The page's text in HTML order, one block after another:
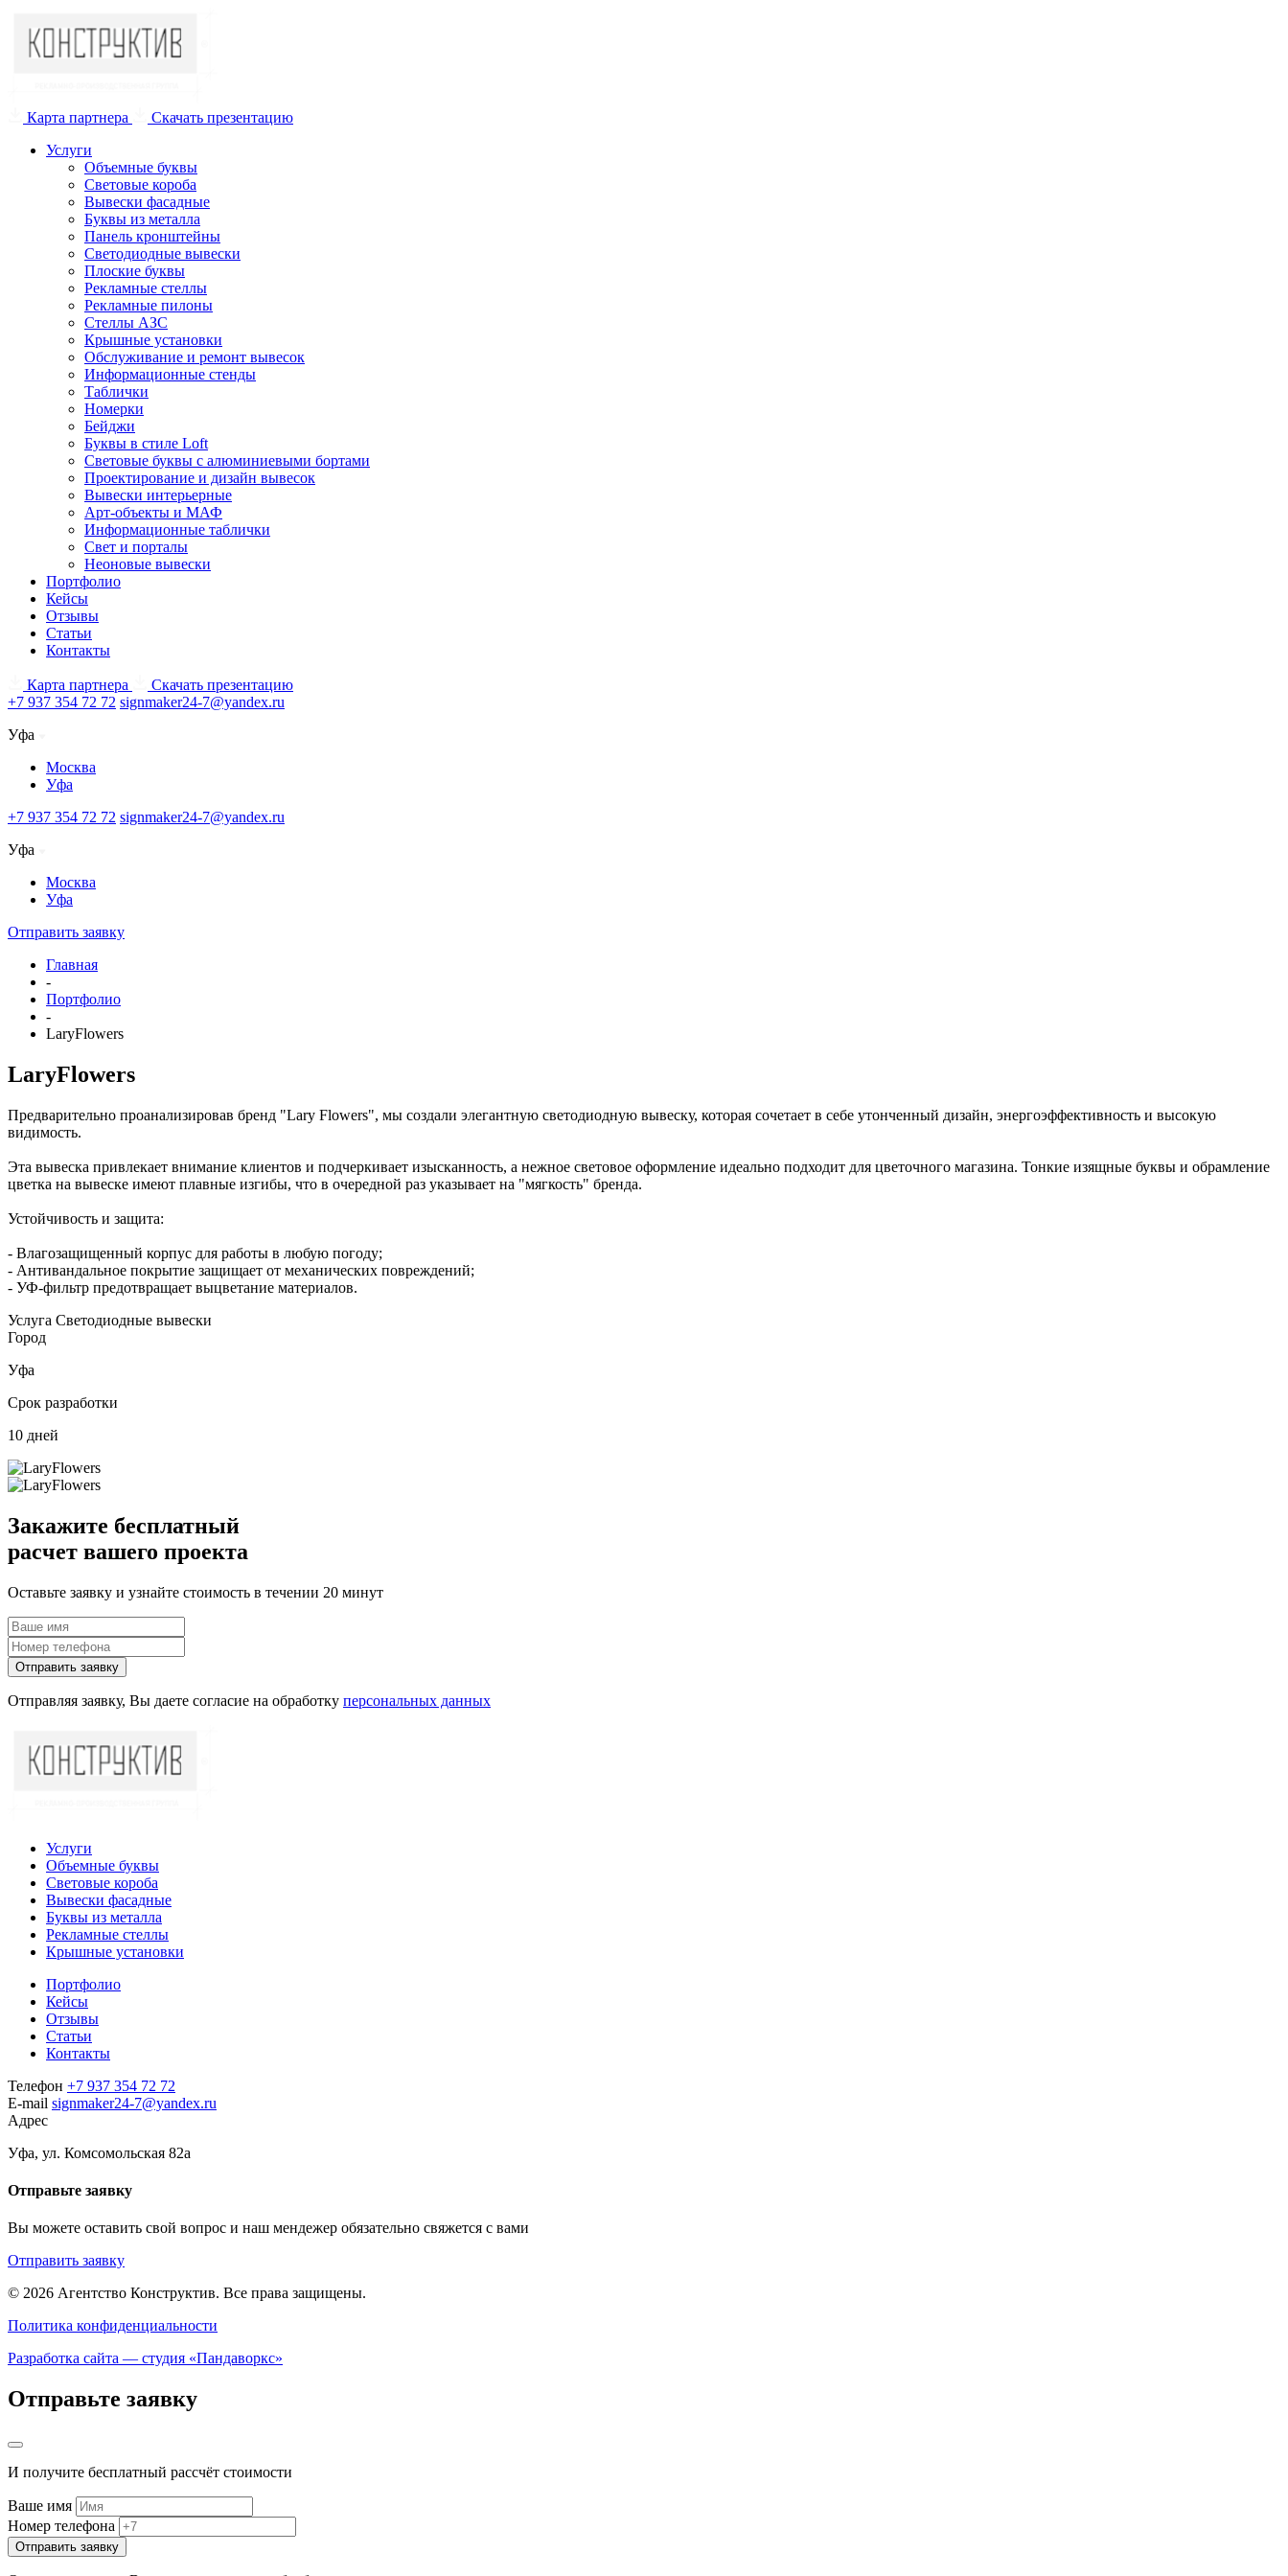
Карта партнера
Скачать презентацию
Услуги
Объемные буквы
Световые короба
Вывески фасадные
Буквы из металла
Панель кронштейны
Светодиодные вывески
Плоские буквы
Рекламные стеллы
Рекламные пилоны
Стеллы АЗС
Крышные установки
Обслуживание и ремонт вывесок
Информационные стенды
Таблички
Номерки
Бейджи
Буквы в стиле Loft
Световые буквы с алюминиевыми бортами
Проектирование и дизайн вывесок
Вывески интерьерные
Арт-объекты и МАФ
Информационные таблички
Свет и порталы
Неоновые вывески
Портфолио
Кейсы
Отзывы
Статьи
Контакты
Карта партнера
Скачать презентацию
+7 937 354 72 72 signmaker24-7@yandex.ru
Уфа
Москва
Уфа
+7 937 354 72 72 signmaker24-7@yandex.ru
Уфа
Москва
Уфа
Отправить заявку
Главная
-
Портфолио
-
LaryFlowers
LaryFlowers
Предварительно проанализировав бренд "Lary Flowers", мы создали элегантную светодиодную вывеску, которая сочетает в себе утонченный дизайн, энергоэффективность и высокую
видимость.
Эта вывеска привлекает внимание клиентов и подчеркивает изысканность, а нежное световое оформление идеально подходит для цветочного магазина. Тонкие изящные буквы и обрамление
цветка на вывеске имеют плавные изгибы, что в очередной раз указывает на "мягкость" бренда.
Устойчивость и защита:
- Влагозащищенный корпус для работы в любую погоду;
- Антивандальное покрытие защищает от механических повреждений;
- УФ-фильтр предотвращает выцветание материалов.
Услуга Светодиодные вывески
Город
Уфа
Срок разработки
10 дней
Закажите бесплатный
расчет вашего проекта
Оставьте заявку и узнайте стоимость в течении 20 минут
Отправить заявку
Отправляя заявку, Вы даете согласие на обработку персональных данных
Услуги
Объемные буквы
Световые короба
Вывески фасадные
Буквы из металла
Рекламные стеллы
Крышные установки
Портфолио
Кейсы
Отзывы
Статьи
Контакты
Телефон +7 937 354 72 72
E-mail signmaker24-7@yandex.ru
Адрес
Уфа, ул. Комсомольская 82а
Отправьте заявку
Вы можете оставить свой вопрос и наш мендежер обязательно свяжется с вами
Отправить заявку
© 2026 Агентство Конструктив. Все права защищены.
Политика конфиденциальности
Разработка сайта — студия «Пандаворкс»
Отправьте заявку
И получите бесплатный рассчёт стоимости
Ваше имя
Номер телефона
Отправить заявку